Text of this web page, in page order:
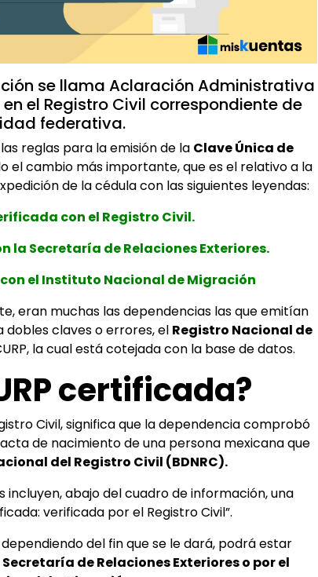
se llama Aclaración Administrativa
el Registro Civil correspondiente de
federativa.
reglas para la emisión de la Clave Única de
el cambio más importante, que es el relativo a la
de la cédula con las siguientes leyendas:
con el Registro Civil.
la Secretaría de Relaciones Exteriores.
el Instituto Nacional de Migración
eran muchas las dependencias las que emitían
claves o errores, el Registro Nacional de
la cual está cotejada con la base de datos.
certificada?
Civil, significa que la dependencia comprobó
de nacimiento de una persona mexicana que
del Registro Civil (BDNRC).
incluyen, abajo del cuadro de información, una
verificada por el Registro Civil”.
del fin que se le dará, podrá estar
Secretaría de Relaciones Exteriores o por el